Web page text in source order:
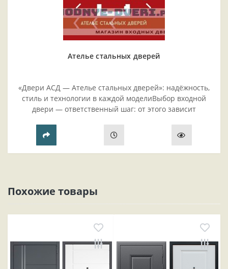
Ателье стальных дверей
«Двери АСД — Ателье стальных дверей»: надёжность,
стиль и технологии в каждой моделиВыбор входной
двери — ответственный шаг: от этого зависит
прихожей..
Похожие товары